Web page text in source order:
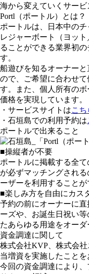
海から変えていくサービ
Portl（ポートル）とは？
ポートルは、日本中の
レジャーボート（ヨッ
ることができる業界初
す。
船遊びを知るオーナー
ので、ご希望に合わせ
す。また、個人所有の
価格を実現しています。
・サービスサイトはこち
・石垣島での利用予約は
ポートルで出来ること
■操縦者が不要
ポートルに掲載する全
が必ずマッチングされ
ーザーを利用することが
■楽しみ方を自由にカス
予約の前にオーナーに
ーズや、お誕生日祝い
たあらゆる用途をオーダ
資金調達に関して
株式会社KVP、株式会
当増資を実施したことを
今回の資金調達により